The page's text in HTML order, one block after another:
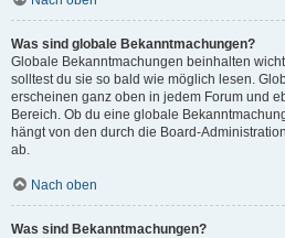
Was sind globale Bekanntmachungen?
Globale Bekanntmachungen beinhalten
solltest du sie so bald wie möglich lesen.
erscheinen ganz oben in jedem Forum und
Bereich. Ob du eine globale
hängt von den durch die Board-
ab.
Nach oben
Was sind Bekanntmachungen?